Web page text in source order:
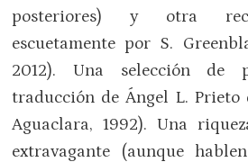
posteriores) y otra
escuetamente por S.
2012). Una selección de
traducción de Ángel L. Prieto
Aguaclara, 1992). Una
extravagante (aunque